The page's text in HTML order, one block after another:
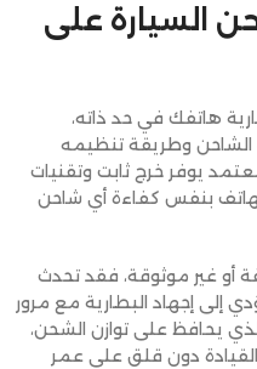
السيارة على
هاتفك في حد ذاته،
وطريقة تنظيمه
يوفر خرج ثابت وتقنيات
بنفس كفاءة أي شاحن
أو غير موثوقة، فقد تحدث
إلى إجهاد البطارية مع مرور
يحافظ على توازن الشحن،
دون قلق على عمر